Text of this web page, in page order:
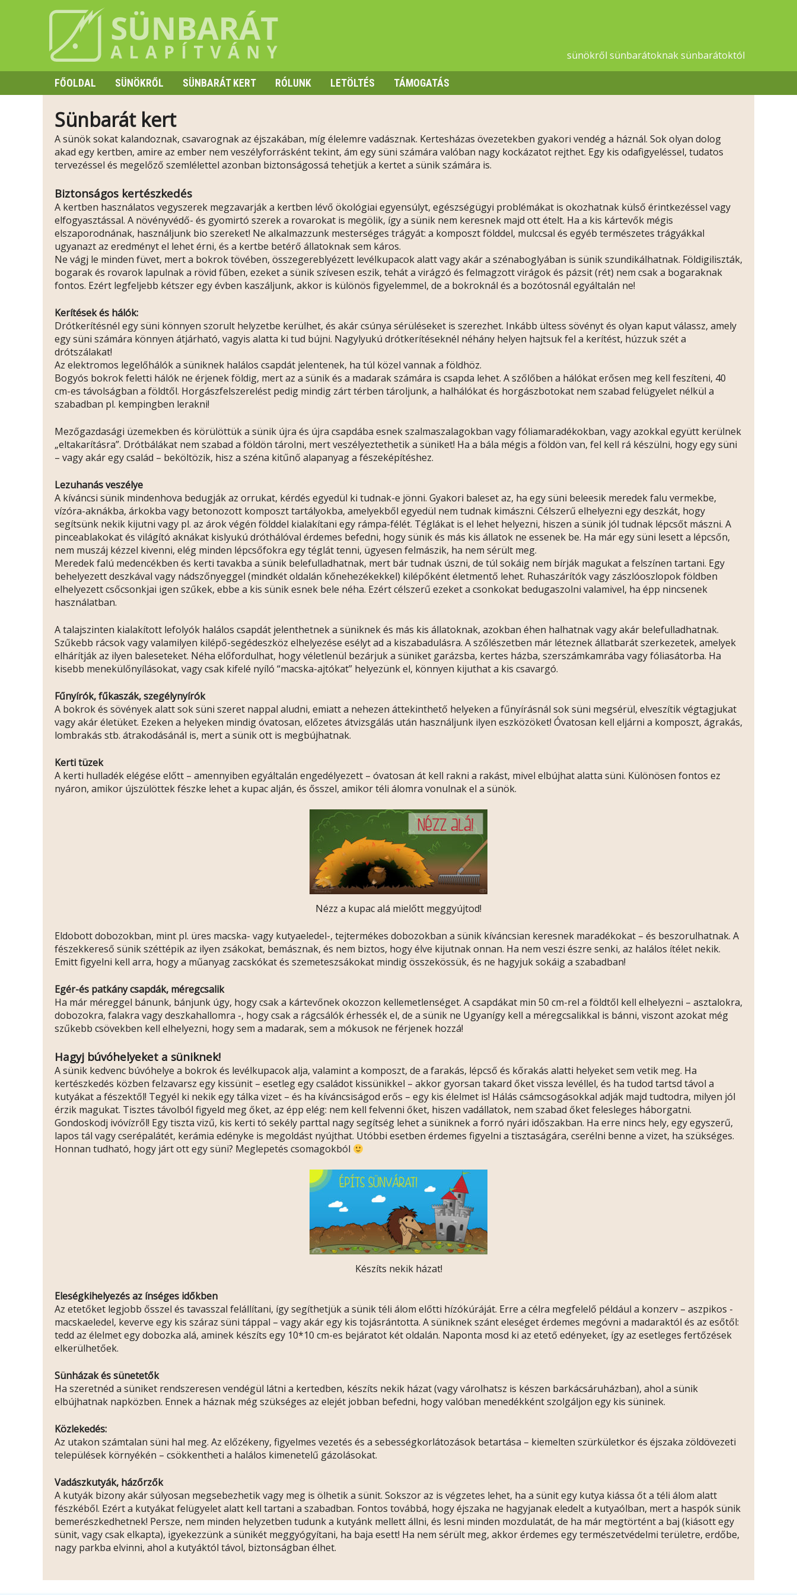
sünökről sünbarátoknak sünbarátoktól
FŐOLDAL
SÜNÖKRŐL
HIBERNÁCIÓ
TÜSKE ÉS VISELKEDÉS
SÜNBARÁT KERT RÓLUNK LETÖLTÉS TÁMOGATÁS
Sünbarát kert
A sünök sokat kalandoznak, csavarognak az éjszakában, míg élelemre vadásznak. Kertesházas övezetekben gyakori vendég a háznál. Sok olyan dolog
akad egy kertben, amire az ember nem veszélyforrásként tekint, ám egy süni számára valóban nagy kockázatot rejthet. Egy kis odafigyeléssel, tudatos
tervezéssel és megelőző szemlélettel azonban biztonságossá tehetjük a kertet a sünik számára is.
Biztonságos kertészkedés
A kertben használatos vegyszerek megzavarják a kertben lévő ökológiai egyensúlyt, egészségügyi problémákat is okozhatnak külső érintkezéssel vagy
elfogyasztással. A növényvédő- és gyomirtó szerek a rovarokat is megölik, így a sünik nem keresnek majd ott ételt. Ha a kis kártevők mégis
elszaporodnának, használjunk bio szereket! Ne alkalmazzunk mesterséges trágyát: a komposzt földdel, mulccsal és egyéb természetes trágyákkal
ugyanazt az eredményt el lehet érni, és a kertbe betérő állatoknak sem káros.
Ne vágj le minden füvet, mert a bokrok tövében, összegereblyézett levélkupacok alatt vagy akár a szénaboglyában is sünik szundikálhatnak. Földigiliszták,
bogarak és rovarok lapulnak a rövid fűben, ezeket a sünik szívesen eszik, tehát a virágzó és felmagzott virágok és pázsit (rét) nem csak a bogaraknak
fontos. Ezért legfeljebb kétszer egy évben kaszáljunk, akkor is különös figyelemmel, de a bokroknál és a bozótosnál egyáltalán ne!
Kerítések és hálók:
Drótkerítésnél egy süni könnyen szorult helyzetbe kerülhet, és akár csúnya sérüléseket is szerezhet. Inkább ültess sövényt és olyan kaput válassz, amely
egy süni számára könnyen átjárható, vagyis alatta ki tud bújni. Nagylyukú drótkerítéseknél néhány helyen hajtsuk fel a kerítést, húzzuk szét a
drótszálakat!
Az elektromos legelőhálók a süniknek halálos csapdát jelentenek, ha túl közel vannak a földhöz.
Bogyós bokrok feletti hálók ne érjenek földig, mert az a sünik és a madarak számára is csapda lehet. A szőlőben a hálókat erősen meg kell feszíteni, 40
cm-es távolságban a földtől. Horgászfelszerelést pedig mindig zárt térben tároljunk, a halhálókat és horgászbotokat nem szabad felügyelet nélkül a
szabadban pl. kempingben lerakni!
Mezőgazdasági üzemekben és körülöttük a sünik újra és újra csapdába esnek szalmaszalagokban vagy fóliamaradékokban, vagy azokkal együtt kerülnek
„eltakarításra”. Drótbálákat nem szabad a földön tárolni, mert veszélyeztethetik a süniket! Ha a bála mégis a földön van, fel kell rá készülni, hogy egy süni
– vagy akár egy család – beköltözik, hisz a széna kitűnő alapanyag a fészeképítéshez.
Lezuhanás veszélye
A kíváncsi sünik mindenhova bedugják az orrukat, kérdés egyedül ki tudnak-e jönni. Gyakori baleset az, ha egy süni beleesik meredek falu vermekbe,
vízóra-aknákba, árkokba vagy betonozott komposzt tartályokba, amelyekből egyedül nem tudnak kimászni. Célszerű elhelyezni egy deszkát, hogy
segítsünk nekik kijutni vagy pl. az árok végén földdel kialakítani egy rámpa-félét. Téglákat is el lehet helyezni, hiszen a sünik jól tudnak lépcsőt mászni. A
pinceablakokat és világító aknákat kislyukú dróthálóval érdemes befedni, hogy sünik és más kis állatok ne essenek be. Ha már egy süni lesett a lépcsőn,
nem muszáj kézzel kivenni, elég minden lépcsőfokra egy téglát tenni, ügyesen felmászik, ha nem sérült meg.
Meredek falú medencékben és kerti tavakba a sünik belefulladhatnak, mert bár tudnak úszni, de túl sokáig nem bírják magukat a felszínen tartani. Egy
behelyezett deszkával vagy nádszőnyeggel (mindkét oldalán kőnehezékekkel) kilépőként életmentő lehet. Ruhaszárítók vagy zászlóoszlopok földben
elhelyezett csőcsonkjai igen szűkek, ebbe a kis sünik esnek bele néha. Ezért célszerű ezeket a csonkokat bedugaszolni valamivel, ha épp nincsenek
használatban.
A talajszinten kialakított lefolyók halálos csapdát jelenthetnek a süniknek és más kis állatoknak, azokban éhen halhatnak vagy akár belefulladhatnak.
Szűkebb rácsok vagy valamilyen kilépő-segédeszköz elhelyezése esélyt ad a kiszabadulásra. A szőlészetben már léteznek állatbarát szerkezetek, amelyek
elhárítják az ilyen baleseteket. Néha előfordulhat, hogy véletlenül bezárjuk a süniket garázsba, kertes házba, szerszámkamrába vagy fóliasátorba. Ha
kisebb menekülőnyílásokat, vagy csak kifelé nyíló “macska-ajtókat” helyezünk el, könnyen kijuthat a kis csavargó.
Fűnyírók, fűkaszák, szegélynyírók
A bokrok és sövények alatt sok süni szeret nappal aludni, emiatt a nehezen áttekinthető helyeken a fűnyírásnál sok süni megsérül, elveszítik végtagjukat
vagy akár életüket. Ezeken a helyeken mindig óvatosan, előzetes átvizsgálás után használjunk ilyen eszközöket! Óvatosan kell eljárni a komposzt, ágrakás,
lombrakás stb. átrakodásánál is, mert a sünik ott is megbújhatnak.
Kerti tüzek
A kerti hulladék elégése előtt – amennyiben egyáltalán engedélyezett – óvatosan át kell rakni a rakást, mivel elbújhat alatta süni. Különösen fontos ez
nyáron, amikor újszülöttek fészke lehet a kupac alján, és ősszel, amikor téli álomra vonulnak el a sünök.
Nézz a kupac alá mielőtt meggyújtod!
Eldobott dobozokban, mint pl. üres macska- vagy kutyaeledel-, tejtermékes dobozokban a sünik kíváncsian keresnek maradékokat – és beszorulhatnak. A
fészekkereső sünik széttépik az ilyen zsákokat, bemásznak, és nem biztos, hogy élve kijutnak onnan. Ha nem veszi észre senki, az halálos ítélet nekik.
Emitt figyelni kell arra, hogy a műanyag zacskókat és szemeteszsákokat mindig összekössük, és ne hagyjuk sokáig a szabadban!
Egér-és patkány csapdák, méregcsalik
Ha már méreggel bánunk, bánjunk úgy, hogy csak a kártevőnek okozzon kellemetlenséget. A csapdákat min 50 cm-rel a földtől kell elhelyezni – asztalokra,
dobozokra, falakra vagy deszkahallomra -, hogy csak a rágcsálók érhessék el, de a sünik ne Ugyanígy kell a méregcsalikkal is bánni, viszont azokat még
szűkebb csövekben kell elhelyezni, hogy sem a madarak, sem a mókusok ne férjenek hozzá!
Hagyj búvóhelyeket a süniknek!
A sünik kedvenc búvóhelye a bokrok és levélkupacok alja, valamint a komposzt, de a farakás, lépcső és kőrakás alatti helyeket sem vetik meg. Ha
kertészkedés közben felzavarsz egy kissünit – esetleg egy családot kissünikkel – akkor gyorsan takard őket vissza levéllel, és ha tudod tartsd távol a
kutyákat a fészektől! Tegyél ki nekik egy tálka vizet – és ha kíváncsiságod erős – egy kis élelmet is! Hálás csámcsogásokkal adják majd tudtodra, milyen jól
érzik magukat. Tisztes távolból figyeld meg őket, az épp elég: nem kell felvenni őket, hiszen vadállatok, nem szabad őket felesleges háborgatni.
Gondoskodj ivóvízről! Egy tiszta vizű, kis kerti tó sekély parttal nagy segítség lehet a süniknek a forró nyári időszakban. Ha erre nincs hely, egy egyszerű,
lapos tál vagy cserépalátét, kerámia edényke is megoldást nyújthat. Utóbbi esetben érdemes figyelni a tisztaságára, cserélni benne a vizet, ha szükséges.
Honnan tudható, hogy járt ott egy süni? Meglepetés csomagokból
Készíts nekik házat!
Eleségkihelyezés az ínséges időkben
Az etetőket legjobb ősszel és tavasszal felállítani, így segíthetjük a sünik téli álom előtti hízókúráját. Erre a célra megfelelő például a konzerv – aszpikos -
macskaeledel, keverve egy kis száraz süni táppal – vagy akár egy kis tojásrántotta. A süniknek szánt eleséget érdemes megóvni a madaraktól és az esőtől:
tedd az élelmet egy dobozka alá, aminek készíts egy 10*10 cm-es bejáratot két oldalán. Naponta mosd ki az etető edényeket, így az esetleges fertőzések
elkerülhetőek.
Sünházak és sünetetők
Ha szeretnéd a süniket rendszeresen vendégül látni a kertedben, készíts nekik házat (vagy várolhatsz is készen barkácsáruházban), ahol a sünik
elbújhatnak napközben. Ennek a háznak még szükséges az elejét jobban befedni, hogy valóban menedékként szolgáljon egy kis süninek.
Közlekedés:
Az utakon számtalan süni hal meg. Az előzékeny, figyelmes vezetés és a sebességkorlátozások betartása – kiemelten szürkületkor és éjszaka zöldövezeti
települések környékén – csökkentheti a halálos kimenetelű gázolásokat.
Vadászkutyák, házőrzők
A kutyák bizony akár súlyosan megsebezhetik vagy meg is ölhetik a sünit. Sokszor az is végzetes lehet, ha a sünit egy kutya kiássa őt a téli álom alatt
fészkéből. Ezért a kutyákat felügyelet alatt kell tartani a szabadban. Fontos továbbá, hogy éjszaka ne hagyjanak eledelt a kutyaólban, mert a haspók sünik
bemerészkedhetnek! Persze, nem minden helyzetben tudunk a kutyánk mellett állni, és lesni minden mozdulatát, de ha már megtörtént a baj (kiásott egy
sünit, vagy csak elkapta), igyekezzünk a sünikét meggyógyítani, ha baja esett! Ha nem sérült meg, akkor érdemes egy természetvédelmi területre, erdőbe,
nagy parkba elvinni, ahol a kutyáktól távol, biztonságban élhet.